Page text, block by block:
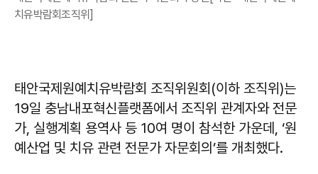
치유박람회조직위]
태안국제원예치유박람회 조직위원회(이하 조직위)는
19일 충남내포혁신플랫폼에서 조직위 관계자와 전문
가, 실행계획 용역사 등 10여 명이 참석한 가운데, ‘원
예산업 및 치유 관련 전문가 자문회의’를 개최했다.